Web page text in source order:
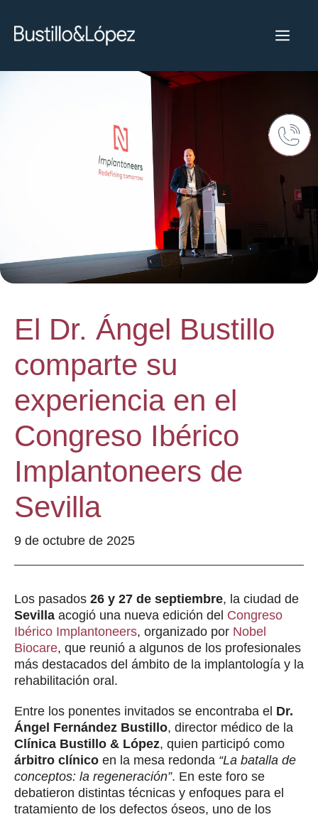
El Dr. Ángel Bustillo
comparte su
experiencia en el
Congreso Ibérico
Implantoneers de
Sevilla
9 de octubre de 2025
Los pasados 26 y 27 de septiembre, la ciudad de
Sevilla acogió una nueva edición del Congreso
Ibérico Implantoneers, organizado por Nobel
Biocare, que reunió a algunos de los profesionales
más destacados del ámbito de la implantología y la
rehabilitación oral.
Entre los ponentes invitados se encontraba el Dr.
Ángel Fernández Bustillo, director médico de la
Clínica Bustillo & López, quien participó como
árbitro clínico en la mesa redonda “La batalla de
conceptos: la regeneración”. En este foro se
debatieron distintas técnicas y enfoques para el
tratamiento de los defectos óseos, uno de los